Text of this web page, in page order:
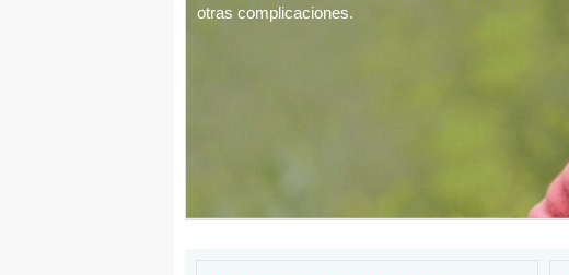
otras complicaciones.